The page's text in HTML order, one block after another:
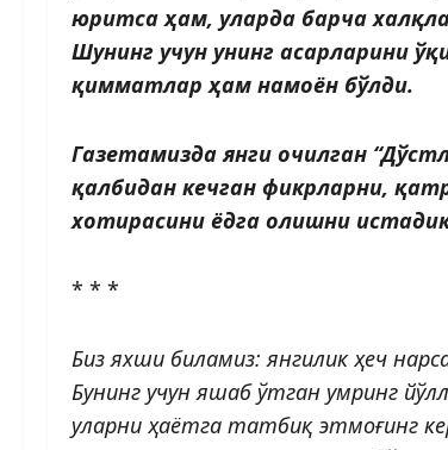
юритса ҳам, уларда барча
Шунинг учун унинг асарларини
қимматлар ҳам намоён бўлди.
Газетамизда янги очилган
қалбидан кечган фикрларни,
хотирасини ёдга олишни
* * *
Биз яхши биламиз: янгилик ҳеч
Бунинг учун яшаб ўтган умринг
уларни ҳаётга тат­биқ этмоғинг